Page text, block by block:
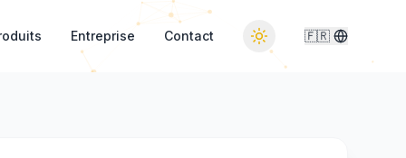
Entreprise Contact 🇫🇷